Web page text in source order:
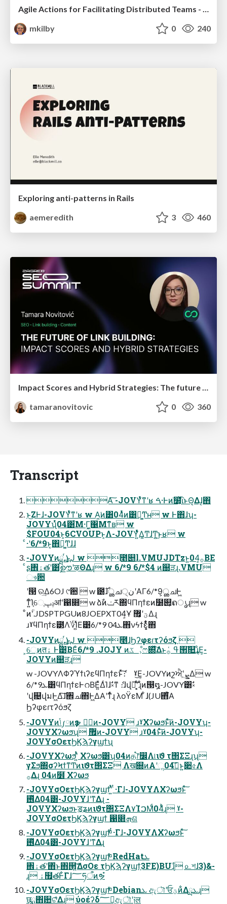
Agile Actions for Facilitating Distributed Teams - ADO2019
mkilby
0 240
Exploring anti-patterns in Rails
aemeredith
3 460
tamaranovitovic
0 360
Transcript
Α͠ -JOVYͬͯͳʹʁ ࠓ·Ͱͷٙ໰͕ͪΐͬͱΘ͔Δɺ͔΋
ͱ͜ΖͰɺ-JOVYͬͯͳʹʁ w Α͍͘͏ͷ͸04ͬͯͷ͸ฉ͚͘Ͳʜ w Ͱ΋ɺʮ-
JOVYʯͬͯ04͸͋Μ·Γ͖͔΁Μͳ͊ʙ w
$FOU04ͱ͔6CVOUPͱ͔Λ-JOVY͍ͬͯ͏ͯΔ͚ͲɺͲ͏͍͏͜ͱʁ w
ͨ·ʹ6/*9ͱ͔΋ฉ͚͘Ͳɺɺ
-JOVYͷྺ࢙ ͬ͘͟ͱֶͿ w ೥୅l.VMUJDTzͱ͍͏04͕࡞ΒΕ
ͨʂ঎ۀతʹ͸ࣦഊʹऴΘΔɻ w 6/*9 6/*$4 ͷ஀ੜɻ.VMU
ෳ਺
ʹ൓ ର͢Δ6OJ ୯਺  w ౰࣌ɺൢചن੍ʹΑΓ6/*9͕ൢചͰ͖
ͳ͍ͨΊ֤େֶݚڀॴʹ഑෍ w ձࣾͷݖར΍ϥΠηϯεͷ໰୊͕ຄൃɻ w
ͦͷؒʹ.JDSPTPGUͷ8JOEPXT04͕Ұ ؾʹ޿͕Δɻ
ɹˠϥΠηϯε౳Λ؇Ί͍ͯΕ͹6/*9 ܥ04΋νϟϯε͕͔͋ͬͨ΋
-JOVYͷྺ࢙ ͬ͘͟ͱֶͿ w ೥ɺϦʔφεɾτʔόϧζ 
͕େֶͷतۀ Ͱ͘͹ΒΕͨ6/*9 .JOJY ͷػೳ͕ෆ଍ͯ͠Δͱߟ ͑࡞੒͠௚͢ɻͦΕ͕-
JOVYͷ஀ੜɻ
w -JOVYΛΦʔϓϯιʔεϥΠηϯεͱͯ͠ެ։ ˠ͜Ε͕-JOVYͷշਐܸʹܨ͕Δ w
6/*9ܥ͸ϥΠηϯεͰറΒΕ͍ͯΔͨΊɺࣗ༝ͳ ެ։ɺվྑ͕͠ʹ͔ͬͨ͘ɻͦͷ൓໘-JOVY͸ࣗ༝
ʹվ଄վมͰ͖Δ͠ɺ঎ച΋Ͱ͖ΔΑ͏ʹͳͬͨɻ λοΫε͘Μ ͋ɺ(JU΋ͭͬͨ͘Α
Ϧʔφεɾτʔόϧζ
-JOVYͷݴ༿ͷҙຯ ڱٛͷ-JOVY ɹˠΧʔωϧͱͯ͠ͷ-JOVYʮ-
JOVYΧʔωϧʯ ޿ٛͷ-JOVY ɹˠ04ͱͯ͠ͷ-JOVYʮ-
JOVYσΟετϦϏϡʔγϣϯʯ
-JOVYΧʔωϧʹ͍ͭͯ Χʔωϧ͸ʮ04ͷத֩෦෼Λ୲͏ιϑ τ΢ΣΞɻʯ
γΣϧ΍σʔϞϯͳͲͷιϑτ΢ΣΞ Λख଍ͷΑ͏ʹૢ࡞͠04ͱ͍͏૊৫Λ
࡞Δɻ 04ͷ໾ׂ Χʔωϧ
-JOVYσΟετϦϏϡʔγϣϯʹ͍ͭͯ ͭ·Γɺ-JOVYΛΧʔωϧͱͯ͠
࢖ͬͯΔ04͸-JOVYɺʹͳΔɻ -
JOVYΧʔωϧͱॾʑͷιϑτ΢ΣΞΛ٧ΊࠐΜͩ04ͨͪɻ ˠ-
JOVYσΟετϦϏϡʔγϣϯ ഑෍ܗଶ
-JOVYσΟετϦϏϡʔγϣϯͨͪ ͭ·Γɺ-JOVYΛΧʔωϧͱͯ͠
࢖ͬͯΔ04͸-JOVYɺʹͳΔɻ
-JOVYσΟετϦϏϡʔγϣϯͨͪ RedHatܥ
঎ۀతʹ΋ͬͱ΋੒ޭ͍ͯ͠ΔσΟε τϦϏϡʔγϣϯ͕3FE)BUࣾɻ ௨শɺ3)&-
ɻ ۀ຿తͰ͋Γɺ؅ཧऀͷຯํ
-JOVYσΟετϦϏϡʔγϣϯͨͪ Debianܥ ඇৗʹਓؾͷ͋Δܥྻɻ
छྨ΋਺ଟ͋͘Δɻ ύοέʔδ؅ཧ͕ඇৗʹ༏ल